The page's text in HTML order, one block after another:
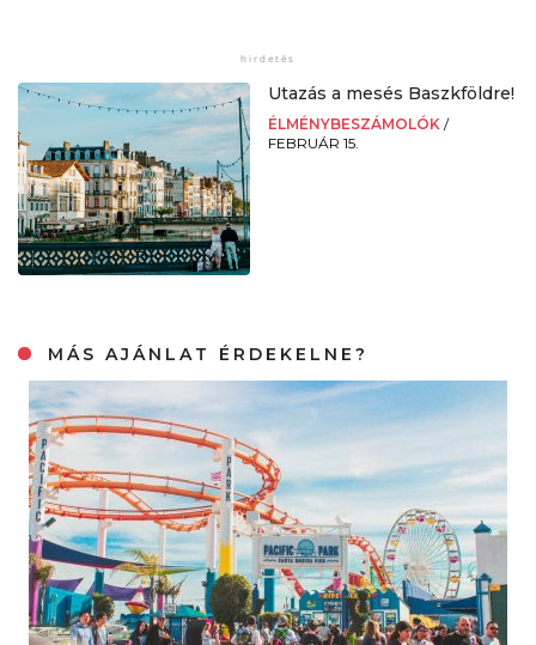
Utazás a mesés Baszkföldre!
ÉLMÉNYBESZÁMOLÓK /
FEBRUÁR 15.
MÁS AJÁNLAT ÉRDEKELNE?